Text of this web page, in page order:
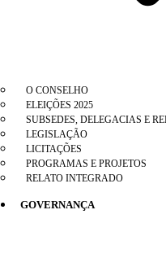
O CONSELHO
ELEIÇÕES 2025
SUBSEDES, DELEGACIAS E
LEGISLAÇÃO
LICITAÇÕES
PROGRAMAS E PROJETOS
RELATO INTEGRADO
GOVERNANÇA